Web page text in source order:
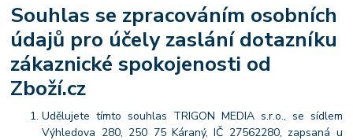
Souhlas se zpracováním osobních
údajů pro účely zaslání dotazníku
zákaznické spokojenosti od
Zboží.cz
Udělujete tímto souhlas TRIGON MEDIA s.r.o., se sídlem
Výhledova 280, 250 75 Káraný, IČ 27562280, zapsaná u